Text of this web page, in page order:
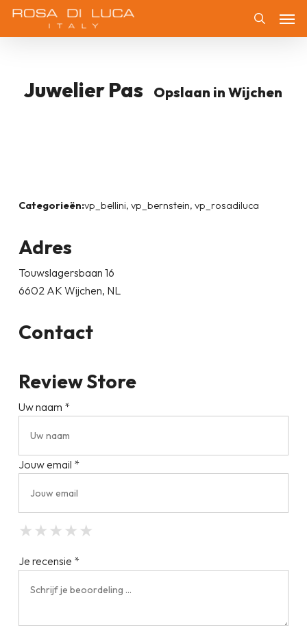
Skip
Juwelier Pas Opslaan in Wijchen
Categorieën:vp_bellini, vp_bernstein, vp_rosadiluca
Adres
Touwslagersbaan 16
6602 AK Wijchen, NL
Contact
Review Store
Uw naam *
Jouw email *
★
★ ★
★ ★ ★
★ ★ ★ ★
★ ★ ★ ★ ★
Je recensie *